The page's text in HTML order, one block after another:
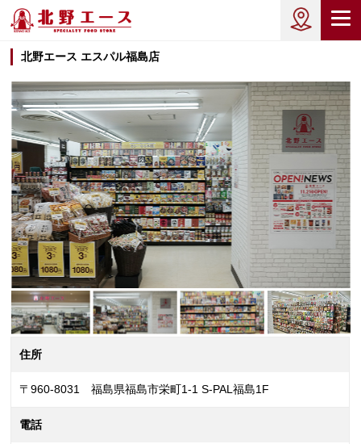
北野エース エスパル福島店
住所
〒960-8031 福島県福島市栄町1-1 S-PAL福島1F
電話